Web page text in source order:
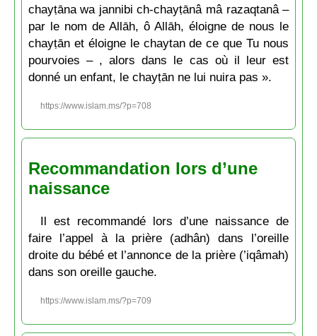
chayṭāna wa jannibi ch-chayṭānâ mâ razaqtanâ –
par le nom de Allāh, ô Allāh, éloigne de nous le
chayṭān et éloigne le chaytan de ce que Tu nous
pourvoies – , alors dans le cas où il leur est
donné un enfant, le chayṭān ne lui nuira pas ».
https://www.islam.ms/?p=708
Recommandation lors d’une
naissance
Il est recommandé lors d’une naissance de
faire l’appel à la prière (adhân) dans l’oreille
droite du bébé et l’annonce de la prière (’iqâmah)
dans son oreille gauche.
https://www.islam.ms/?p=709